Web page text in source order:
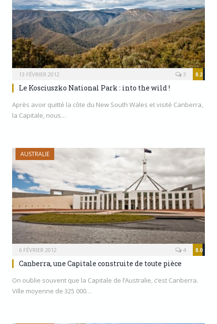
13 FÉVRIER 2012 8.2
3
Le Kosciuszko National Park : into the wild !
Après avoir quitté la côte du New South Wales et visité Canberra,
la Capitale, nous…
AUSTRALIE
6 FÉVRIER 2012 8.0
4
Canberra, une Capitale construite de toute pièce
On oublie souvent que la Capitale de l’Australie, c’est Canberra.
Ville moyenne de 325 000…